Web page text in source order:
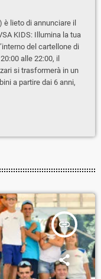
è lieto di annunciare il
KIDS: Illumina la tua
del cartellone di
alle 22:00, il
si trasformerà in un
a partire dai 6 anni,
insert_link